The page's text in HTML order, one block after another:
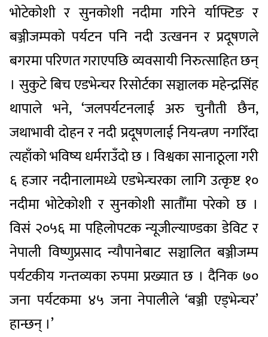
भोटेकोशी र सुनकोशी नदीमा गरिने र्याफ्टिङ र
बञ्जीजम्पको पर्यटन पनि नदी उत्खनन र प्रदूषणले
बगरमा परिणत गराएपछि व्यवसायी निरुत्साहित छन्
। सुकुटे बिच एडभेन्चर रिसोर्टका सञ्चालक महेन्द्रसिंह
थापाले भने, ‘जलपर्यटनलाई अरु चुनौती छैन,
जथाभावी दोहन र नदी प्रदूषणलाई नियन्त्रण नगरिँदा
त्यहाँको भविष्य धर्मराउँदो छ । विश्वका सानाठूला गरी
६ हजार नदीनालामध्ये एडभेन्चरका लागि उत्कृष्ट १०
नदीमा भोटेकोशी र सुनकोशी सातौँमा परेको छ ।
विसं २०५६ मा पहिलोपटक न्यूजील्याण्डका डेविट र
नेपाली विष्णुप्रसाद न्यौपानेबाट सञ्चालित बञ्जीजम्प
पर्यटकीय गन्तव्यका रुपमा प्रख्यात छ । दैनिक ७०
जना पर्यटकमा ४५ जना नेपालीले ‘बञ्जी एड्भेन्चर’
हान्छन् ।’